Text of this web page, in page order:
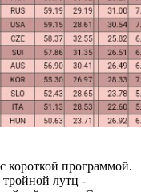
короткой программой.
лутц -